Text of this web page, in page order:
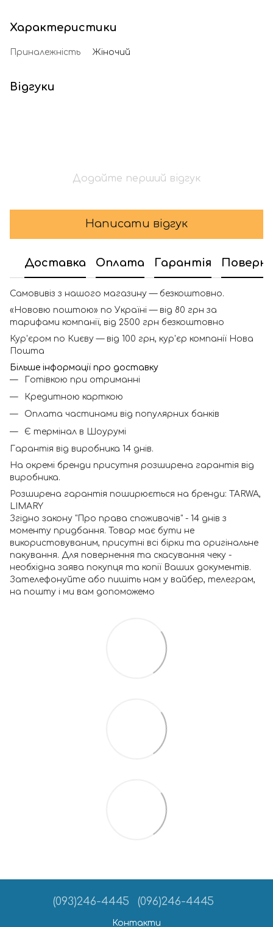
Характеристики
Приналежність Жіночий
Відгуки
Додайте перший відгук
Написати відгук
Доставка Оплата Гарантія
Самовивіз з нашого магазину — безкоштовно.
«Нововю поштою» по Україні — від 80 грн за
тарифами компанії, від 2500 грн безкоштовно
Кур'єром по Києву — від 100 грн, кур'єр компанії Нова
Пошта
Більше інформації про доставку
Готівкою при отриманні
Кредитною карткою
Оплата частинами від популярних банків
Є термінал в Шоурумі
Гарантія від виробника 14 днів.
На окремі бренди присутня розширена гарантія від
виробника.
Розширена гарантія поширюється на бренди: TARWA,
LIMARY
Згідно закону "Про права споживачів" - 14 днів з
моменту придбання. Товар має бути не
використовуваним, присутні всі бірки та оригінальне
пакування. Для повернення та скасування чеку -
необхідна заява покупця та копії Ваших документів.
Зателефонуйте або пишіть нам у вайбер, телеграм,
на пошту і ми вам допоможемо
(093)246-4445 (096)246-4445
Контакти